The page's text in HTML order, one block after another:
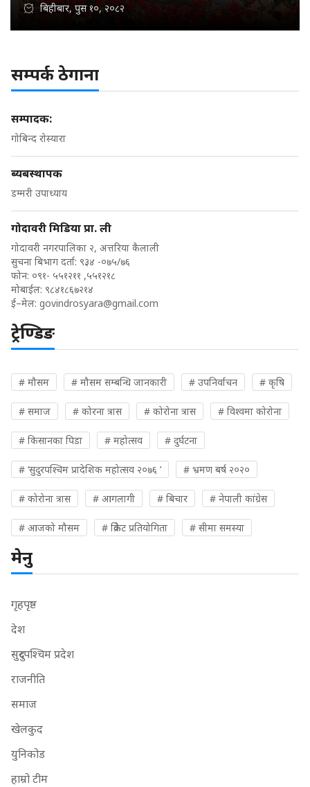
बिहीबार, पुस १०, २०८२
सम्पर्क ठेगाना
सम्पादक:
गोबिन्द रोस्यारा
ब्यबस्थापक
डम्मरी उपाध्याय
गोदावरी मिडिया प्रा. ली
गोदावरी नगरपालिका २, अत्तरिया कैलाली
सुचना बिभाग दर्ता: ९३४ -०७५/७६
फोन: ०९१- ५५१२११ ,५५१२१८
मोबाईल: ९८४१८६७२१४
ई–मेल: govindrosyara@gmail.com
ट्रेण्डिङ
# मौसम # मौसम सम्बन्धि जानकारी # उपनिर्वाचन # कृषि
# समाज # कोरना त्रास # कोरोना त्रास # विश्वमा कोरोना
# किसानका पिडा # महोत्सव # दुर्घटना
# ‘सुदुरपश्चिम प्रादेशिक महोत्सव २०७६ ’ # भ्रमण बर्ष २०२०
# कोरोना त्रास # आगलागी # बिचार # नेपाली कांग्रेस
# आजको मौसम # क्रिकेट प्रतियोगिता # सीमा समस्या
मेनु
गृहपृष्ठ
देश
सुदुरपश्चिम प्रदेश
राजनीति
समाज
खेलकुद
युनिकोड
हाम्रो टीम